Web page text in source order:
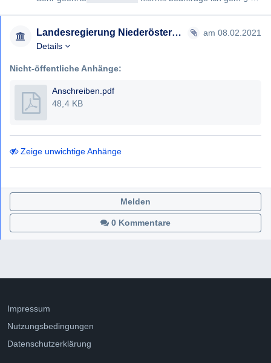
Landesregierung Niederösterreich
am 08.02.2021
Details
Nicht-öffentliche Anhänge:
Anschreiben.pdf
48,4 KB
Zeige unwichtige Anhänge
0 Kommentare
Melden
Impressum
Nutzungsbedingungen
Datenschutzerklärung